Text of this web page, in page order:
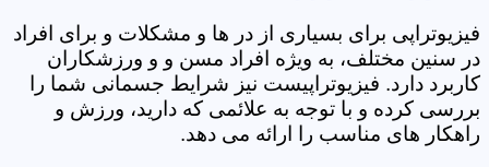
فیزیوتراپی برای بسیاری از در ها و مشکلات و برای افراد
در سنین مختلف، به ویژه افراد مسن و و ورزشکاران
کاربرد دارد. فیزیوتراپیست نیز شرایط جسمانی شما را
بررسی کرده و با توجه به علائمی که دارید، ورزش و
راهکار های مناسب را ارائه می دهد.